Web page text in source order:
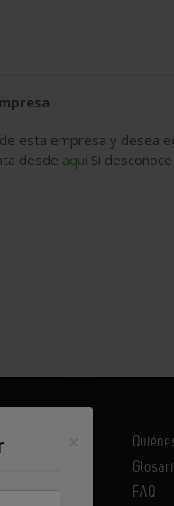
esta empresa y desea
desde aquí Si
FAQ